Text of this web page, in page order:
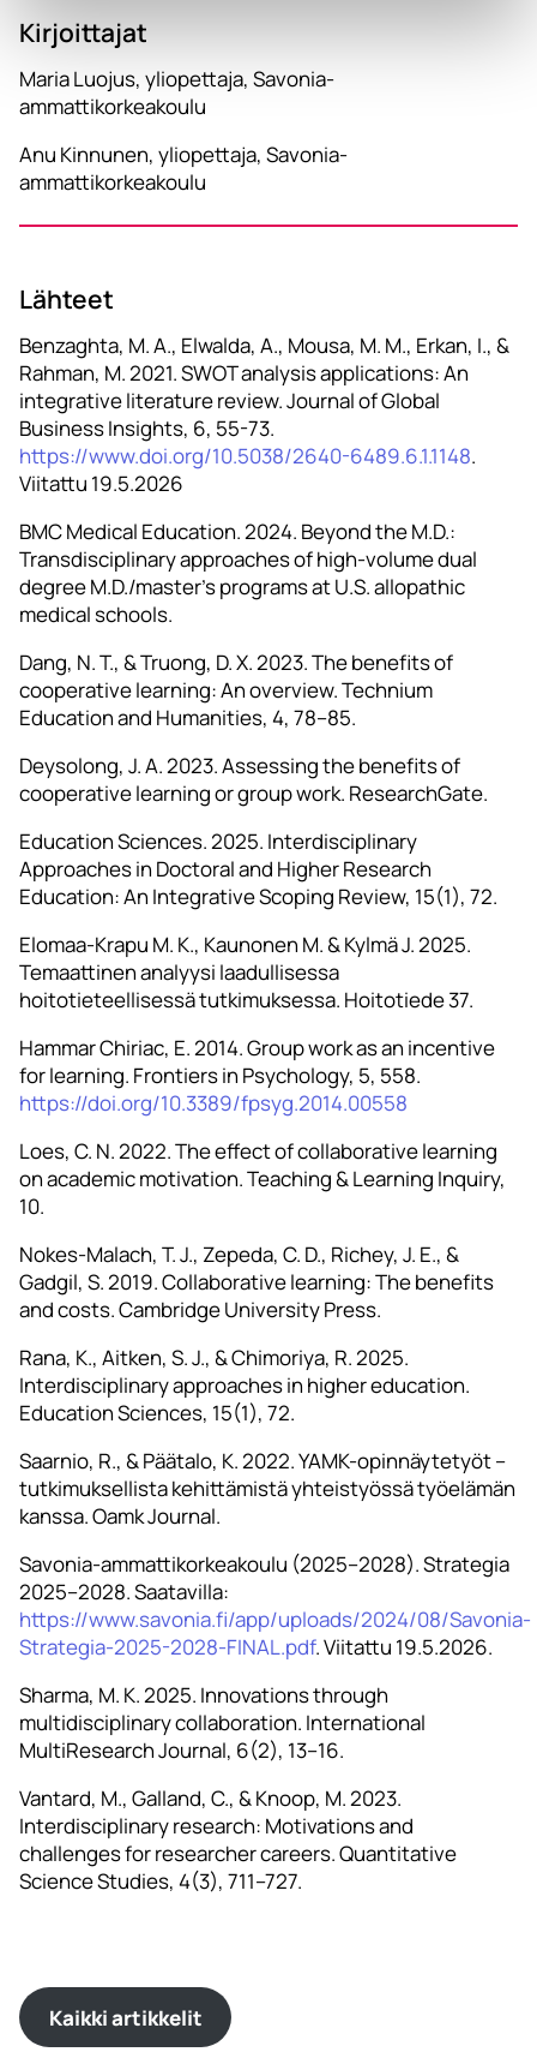
Kirjoittajat
Maria Luojus, yliopettaja, Savonia-
ammattikorkeakoulu
Anu Kinnunen, yliopettaja, Savonia-
ammattikorkeakoulu
Lähteet
Benzaghta, M. A., Elwalda, A., Mousa, M. M., Erkan, I., &
Rahman, M. 2021. SWOT analysis applications: An
integrative literature review. Journal of Global
Business Insights, 6, 55-73.
https://www.doi.org/10.5038/2640-6489.6.1.1148.
Viitattu 19.5.2026
BMC Medical Education. 2024. Beyond the M.D.:
Transdisciplinary approaches of high-volume dual
degree M.D./master’s programs at U.S. allopathic
medical schools.
Dang, N. T., & Truong, D. X. 2023. The benefits of
cooperative learning: An overview. Technium
Education and Humanities, 4, 78–85.
Deysolong, J. A. 2023. Assessing the benefits of
cooperative learning or group work. ResearchGate.
Education Sciences. 2025. Interdisciplinary
Approaches in Doctoral and Higher Research
Education: An Integrative Scoping Review, 15(1), 72.
Elomaa-Krapu M. K., Kaunonen M. & Kylmä J. 2025.
Temaattinen analyysi laadullisessa
hoitotieteellisessä tutkimuksessa. Hoitotiede 37.
Hammar Chiriac, E. 2014. Group work as an incentive
for learning. Frontiers in Psychology, 5, 558.
https://doi.org/10.3389/fpsyg.2014.00558
Loes, C. N. 2022. The effect of collaborative learning
on academic motivation. Teaching & Learning Inquiry,
10.
Nokes-Malach, T. J., Zepeda, C. D., Richey, J. E., &
Gadgil, S. 2019. Collaborative learning: The benefits
and costs. Cambridge University Press.
Rana, K., Aitken, S. J., & Chimoriya, R. 2025.
Interdisciplinary approaches in higher education.
Education Sciences, 15(1), 72.
Saarnio, R., & Päätalo, K. 2022. YAMK-opinnäytetyöt –
tutkimuksellista kehittämistä yhteistyössä työelämän
kanssa. Oamk Journal.
Savonia-ammattikorkeakoulu (2025–2028). Strategia
2025–2028. Saatavilla:
https://www.savonia.fi/app/uploads/2024/08/Savonia-
Strategia-2025-2028-FINAL.pdf. Viitattu 19.5.2026.
Sharma, M. K. 2025. Innovations through
multidisciplinary collaboration. International
MultiResearch Journal, 6(2), 13–16.
Vantard, M., Galland, C., & Knoop, M. 2023.
Interdisciplinary research: Motivations and
challenges for researcher careers. Quantitative
Science Studies, 4(3), 711–727.
Kaikki artikkelit